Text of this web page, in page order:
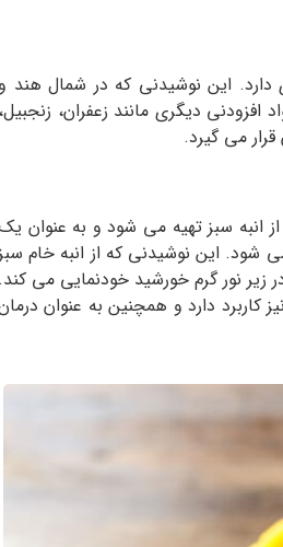
این نوشیدنی که در شمال هند و
دیگری مانند زعفران، زنجبیل،
می گیرد.
انبه سبز تهیه می شود و به عنوان
این نوشیدنی که از انبه خام
نور گرم خورشید خودنمایی می کند.
دارد و همچنین به عنوان